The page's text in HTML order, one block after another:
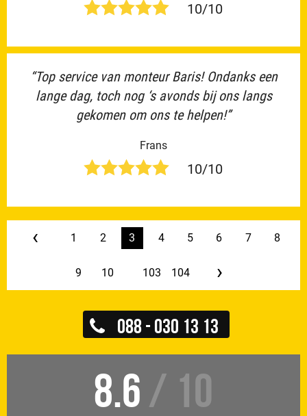
10/10
“Top service van monteur Baris! Ondanks een
lange dag, toch nog ‘s avonds bij ons langs
gekomen om ons te helpen!”
Frans
10/10
‹ 1 2 3 4 5 6 7 8
9 10 103 104 ›
088 - 030 13 13
8.6 / 10